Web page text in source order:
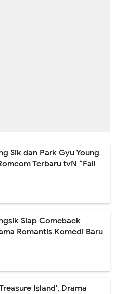
Sik dan Park Gyu Young
Terbaru tvN “Fall
Siap Comeback
Romantis Komedi Baru
Island', Drama